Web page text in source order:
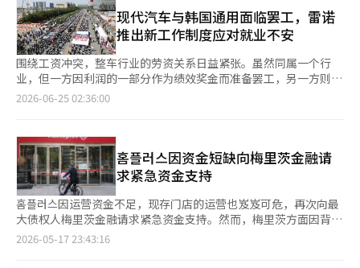
现代汽车与韩国通用面临罢工，雷诺
推出新工作制度应对就业不安
围绕工资冲突，整车行业的劳资关系日益紧张。虽然同属一个行
业，但一方因利润的一部分作为绩效奖金而准备罢工，另一方则为
了解决因工作不足而产生的就业不安，推出了激进的工作制度，双
面临转变。 根据24日相关行业的消息，现代汽车工会于当天上午8
时至下午5时对39,000名会员进行了罢工支持投票，结果显示支持
率为86.65%，罢工提案获得通过。现代汽车的劳资双方自上月6日
首次会面以来，进行了11轮谈判，但始终未能缩小双方的分歧。
工会当天召开了临时代表大会，并一致通过了争议发生的决议案，
同时成立了中央争议对策委员会，已做好罢工的准备。25日，中央
劳动委员会将公布劳动争议申请的结果，之后将讨论罢工的方向、
强度和日程，计划合法地启动罢工。 现代汽车工会要求在今年的
2026-06-25 02:36:00
홈플러스因资金短缺向梅里茨金融请
求紧急资金支持
홈플러스因运营资金不足，现存门店的运营也岌岌可危，再次向最
大债权人梅里茨金融请求紧急资金支持。然而，梅里茨方面因背信
争议等原因，表示在没有明确履行担保的情况下，难以提供额外贷
2026-05-17 23:43:16